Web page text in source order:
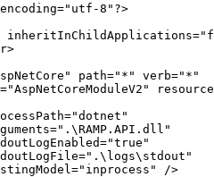
encoding=" utf-8 " ?>
inheritInChildApplications="
>
" path=" * " verb=" * "
="AspNetCoreModuleV2 "
="dotnet "
=" .\RAMP.API.dll "
="true "
=" .\logs\stdout "
=" inprocess "
/>